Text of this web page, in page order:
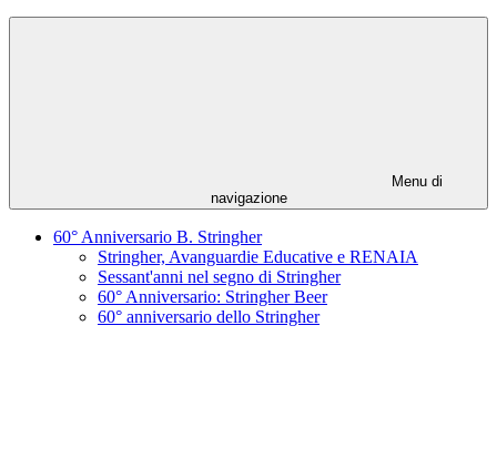
Menu di
navigazione
60° Anniversario B. Stringher
Stringher, Avanguardie Educative e RENAIA
Sessant'anni nel segno di Stringher
60° Anniversario: Stringher Beer
60° anniversario dello Stringher